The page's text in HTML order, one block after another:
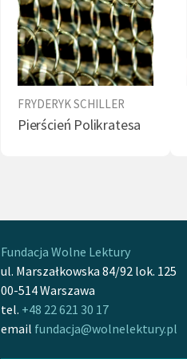
FRYDERYK SCHILLER
Pierścień Polikratesa
Fundacja Wolne Lektury
ul. Marszałkowska 84/92 lok. 125
00-514 Warszawa
tel. +48 22 621 30 17
email fundacja@wolnelektury.pl